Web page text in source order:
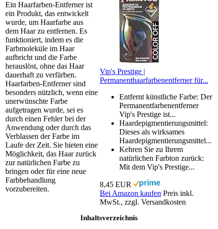
Ein Haarfarben-Entferner ist
ein Produkt, das entwickelt
wurde, um Haarfarbe aus
dem Haar zu entfernen. Es
funktioniert, indem es die
Farbmoleküle im Haar
aufbricht und die Farbe
herauslöst, ohne das Haar
dauerhaft zu verfärben.
Haarfarben-Entferner sind
besonders nützlich, wenn eine
unerwünschte Farbe
aufgetragen wurde, sei es
durch einen Fehler bei der
Anwendung oder durch das
Verblassen der Farbe im
Laufe der Zeit. Sie bieten eine
Möglichkeit, das Haar zurück
zur natürlichen Farbe zu
bringen oder für eine neue
Farbbehandlung
vorzubereiten.
Vip's Prestige |
Permanenthaarfarbenentferner für...
Entfernt künstliche Farbe: Der
Permanentfarbenentferner
Vip's Prestige ist...
Haardepigmentierungsmittel:
Dieses als wirksames
Haardepigmentierungsmittel...
Kehren Sie zu Ihrem
natürlichen Farbton zurück:
Mit dem Vip's Prestige...
8,45 EUR
Bei Amazon kaufen Preis inkl.
MwSt., zzgl. Versandkosten
Inhaltsverzeichnis